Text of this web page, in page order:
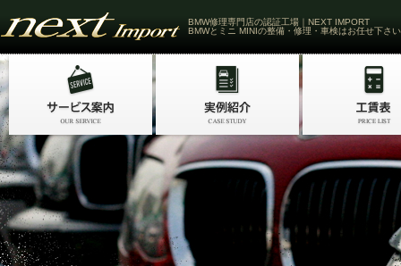
BMW修理専門店の認証工場｜NEXT IMPORT
BMWとミニ MINIの整備・修理・車検はお任せ下さい